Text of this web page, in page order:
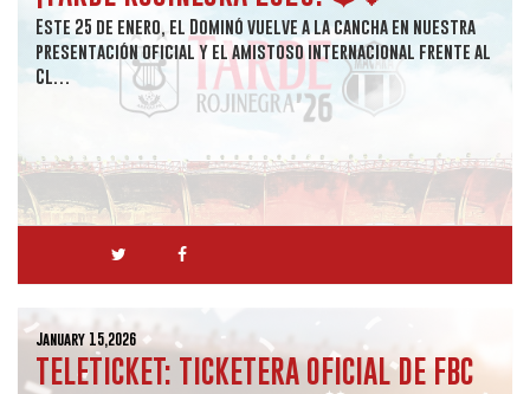
Este 25 de enero, el Dominó vuelve a la cancha en nuestra
presentación oficial y el amistoso internacional frente al
Cl…
January 15,2026
TELETICKET: TICKETERA OFICIAL DE FBC